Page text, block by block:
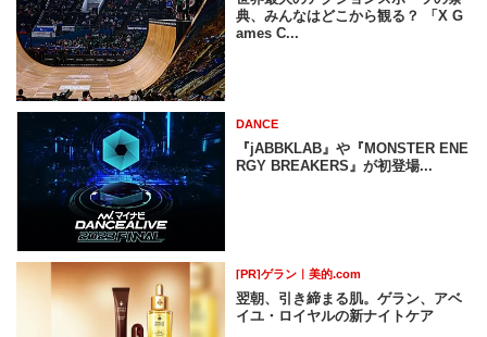
典、みんなはどこから観る？ 「X G
ames C...
DANCE
『jABBKLAB』や『MONSTER ENE
RGY BREAKERS』が初登場...
[PR]ゲラン｜美的.com
翌朝、引き締まる肌。ゲラン、アベ
イユ・ロイヤルの新ナイトケア